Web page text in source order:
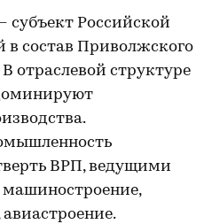
субъект Российской
состав Приволжского
отраслевой структуре
ВРП, ведущими